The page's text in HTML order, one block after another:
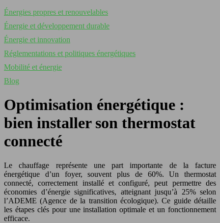
Énergies propres et renouvelables
Énergie et développement durable
Énergie et innovation
Réglementations et politiques énergétiques
Mobilité et énergie
Blog
Optimisation énergétique :
bien installer son thermostat
connecté
Le chauffage représente une part importante de la facture
énergétique d’un foyer, souvent plus de 60%. Un thermostat
connecté, correctement installé et configuré, peut permettre des
économies d’énergie significatives, atteignant jusqu’à 25% selon
l’ADEME (Agence de la transition écologique). Ce guide détaille
les étapes clés pour une installation optimale et un fonctionnement
efficace.